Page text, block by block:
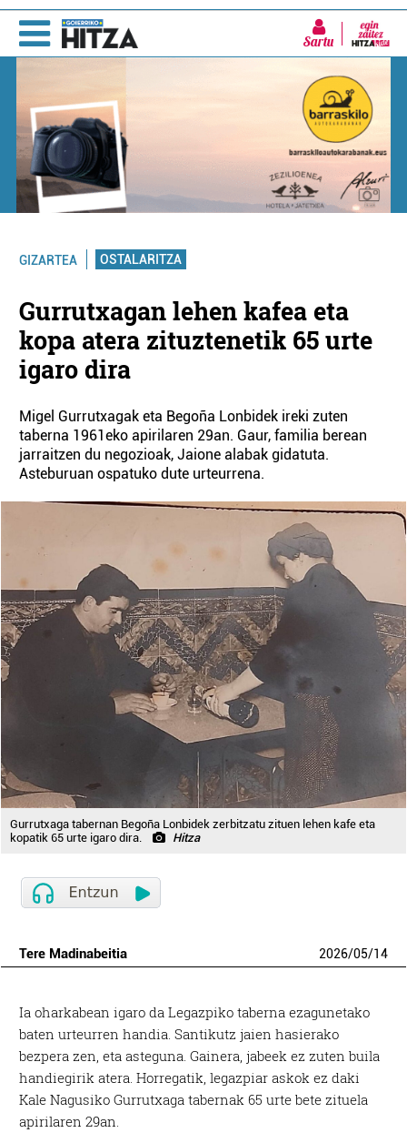
Sartu
GIZARTEA OSTALARITZA
Gurrutxagan lehen kafea eta
kopa atera zituztenetik 65 urte
igaro dira
Migel Gurrutxagak eta Begoña Lonbidek ireki zuten
taberna 1961eko apirilaren 29an. Gaur, familia berean
jarraitzen du negozioak, Jaione alabak gidatuta.
Asteburuan ospatuko dute urteurrena.
Gurrutxaga tabernan Begoña Lonbidek zerbitzatu zituen lehen kafe eta
kopatik 65 urte igaro dira.
Hitza
Tere Madinabeitia 2026/05/14
Ia oharkabean igaro da Legazpiko taberna ezagunetako
baten urteurren handia. Santikutz jaien hasierako
bezpera zen, eta asteguna. Gainera, jabeek ez zuten buila
handiegirik atera. Horregatik, legazpiar askok ez daki
Kale Nagusiko Gurrutxaga tabernak 65 urte bete zituela
apirilaren 29an.